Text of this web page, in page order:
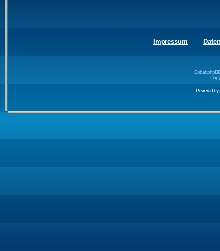
Impressum
Cobalt
Powered by